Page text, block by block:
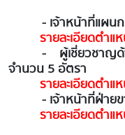
- เจ้าหน้าที่แผ
รายละเอียดตำ
- ผู้เชี่ยวชาญ
จำนวน 5 อัตรา
รายละเอียดตำ
- เจ้าหน้าที่ฝ่าย
รายละเอียดตำแ